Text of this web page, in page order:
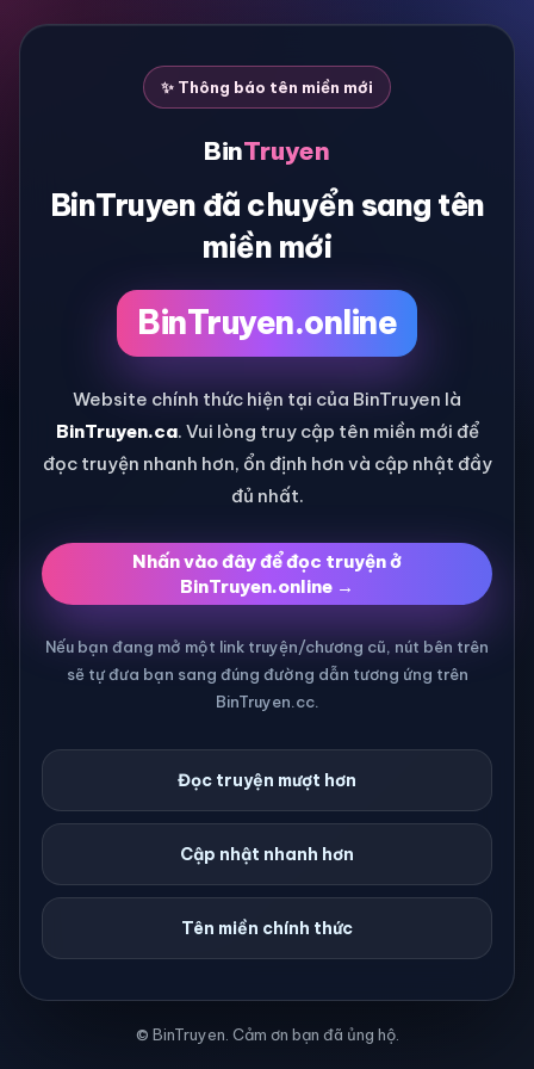
✨ Thông báo tên miền mới
BinTruyen
BinTruyen đã chuyển sang tên
miền mới
BinTruyen.online
Website chính thức hiện tại của BinTruyen là
BinTruyen.ca. Vui lòng truy cập tên miền mới để
đọc truyện nhanh hơn, ổn định hơn và cập nhật đầy
đủ nhất.
Nhấn vào đây để đọc truyện ở
BinTruyen.online →
Nếu bạn đang mở một link truyện/chương cũ, nút bên trên
sẽ tự đưa bạn sang đúng đường dẫn tương ứng trên
BinTruyen.cc.
Đọc truyện mượt hơn
Cập nhật nhanh hơn
Tên miền chính thức
© BinTruyen. Cảm ơn bạn đã ủng hộ.